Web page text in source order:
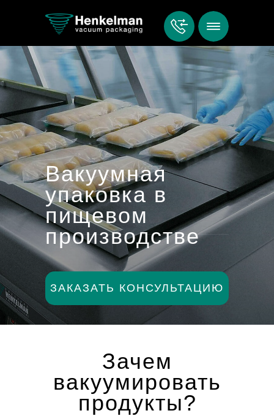
Вакуумная
упаковка в
пищевом
производстве
ЗАКАЗАТЬ КОНСУЛЬТАЦИЮ
Зачем
вакуумировать
продукты?